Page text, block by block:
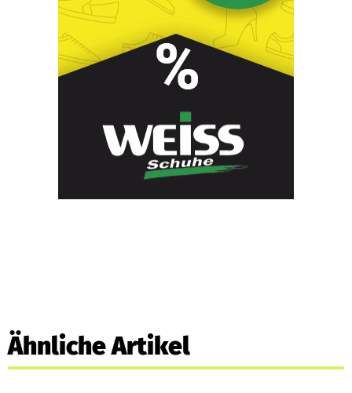
Ähnliche Artikel